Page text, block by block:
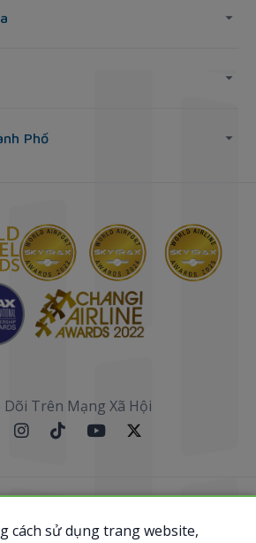
Phố
Dõi Trên Mạng Xã Hội
cách sử dụng trang website,